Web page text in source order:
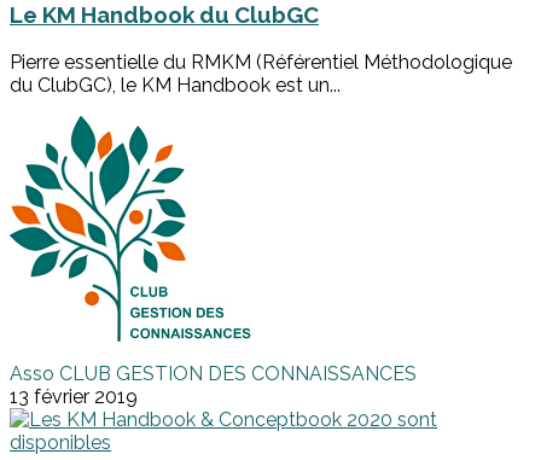
Le KM Handbook du ClubGC
Pierre essentielle du RMKM (Référentiel Méthodologique
du ClubGC), le KM Handbook est un...
Asso CLUB GESTION DES CONNAISSANCES
13 février 2019